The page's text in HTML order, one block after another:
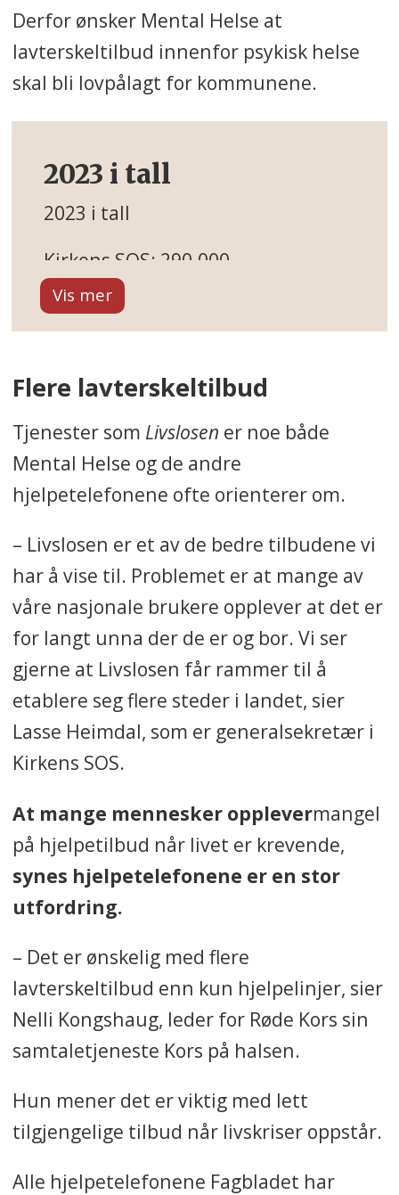
Derfor ønsker Mental Helse at
lavterskeltilbud innenfor psykisk helse
skal bli lovpålagt for kommunene.
2023 i tall
2023 i tall
Kirkens SOS: 290.000
henvendelser
Mental Helse: 327.809
henvendelser fra ungdommer
I2023registrerte
selvmord i Norge, 502 hos menn
og 205 hos kvinner.
Flere lavterskeltilbud
Tjenester som Livslosen er noe både
Mental Helse og de andre
hjelpetelefonene ofte orienterer om.
– Livslosen er et av de bedre tilbudene vi
har å vise til. Problemet er at mange av
våre nasjonale brukere opplever at det er
for langt unna der de er og bor. Vi ser
gjerne at Livslosen får rammer til å
etablere seg flere steder i landet, sier
Lasse Heimdal, som er generalsekretær i
Kirkens SOS.
At mange mennesker opplevermangel
på hjelpetilbud når livet er krevende,
synes hjelpetelefonene er en stor
utfordring.
– Det er ønskelig med flere
lavterskeltilbud enn kun hjelpelinjer, sier
Nelli Kongshaug, leder for Røde Kors sin
samtaletjeneste Kors på halsen.
Hun mener det er viktig med lett
tilgjengelige tilbud når livskriser oppstår.
Alle hjelpetelefonene Fagbladet har